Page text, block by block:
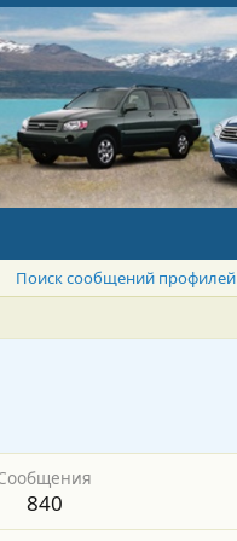
Поиск сообщений профилей
840